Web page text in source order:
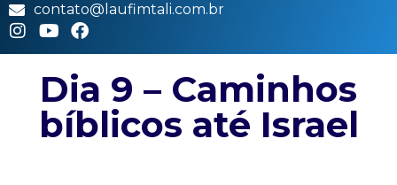
contato@laufimtali.com.br
Dia 9 – Caminhos
bíblicos até Israel